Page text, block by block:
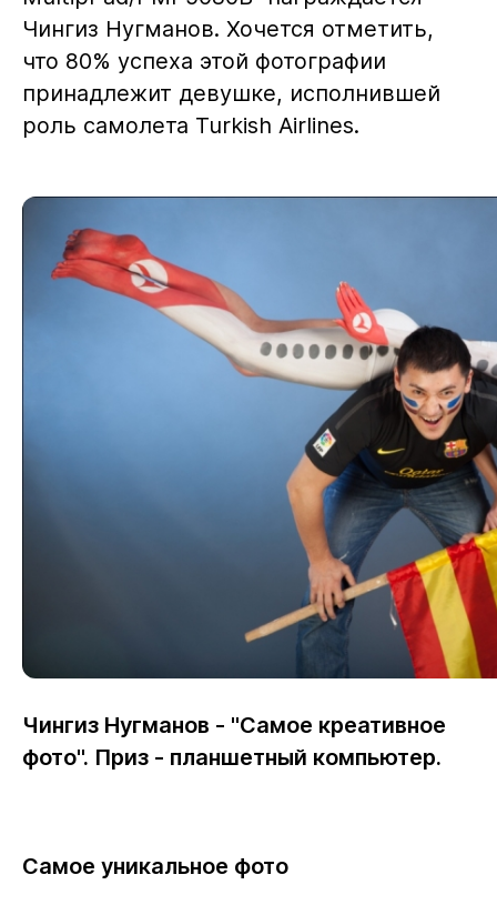
Чингиз Нугманов. Хочется отметить,
что 80% успеха этой фотографии
принадлежит девушке, исполнившей
роль самолета Turkish Airlines.
Чингиз Нугманов - "Самое креативное
фото". Приз - планшетный компьютер.
Самое уникальное фото